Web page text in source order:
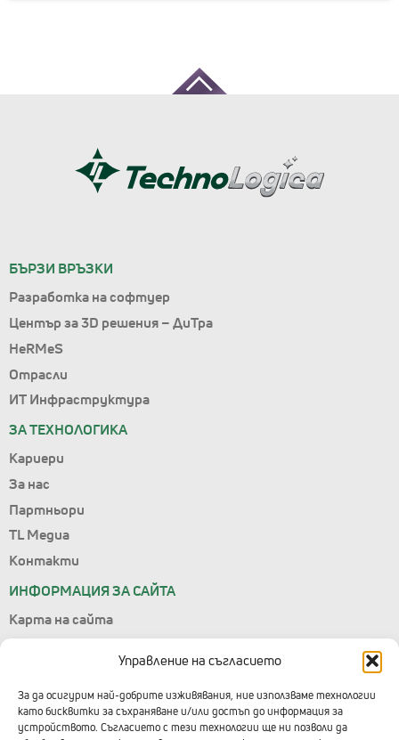
Управление на съгласието
За да осигурим най-добрите изживявания, ние използваме технологии
като бисквитки за съхраняване и/или достъп до информация за
устройството. Съгласието с тези технологии ще ни позволи да
БЪРЗИ ВРЪЗКИ
Разработка на софтуер
Център за 3D решения – ДиТра
HeRMeS
Отрасли
ИТ Инфраструктура
ЗА ТЕХНОЛОГИКА
Кариери
За нас
Партньори
TL Медиа
Контакти
ИНФОРМАЦИЯ ЗА САЙТА
Карта на сайта
Лични данни
Условия за ползване
Управление на съгласието
Правила за подаване на сигнали